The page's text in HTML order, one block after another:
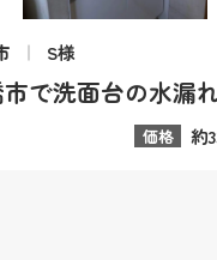
S様
価格 約